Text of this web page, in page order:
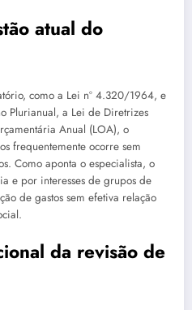
atual do
como a Lei nº 4.320/1964, e
Plurianual, a Lei de Diretrizes
Anual (LOA), o
frequentemente ocorre sem
Como aponta o especialista, o
e por interesses de grupos de
de gastos sem efetiva relação
da revisão de